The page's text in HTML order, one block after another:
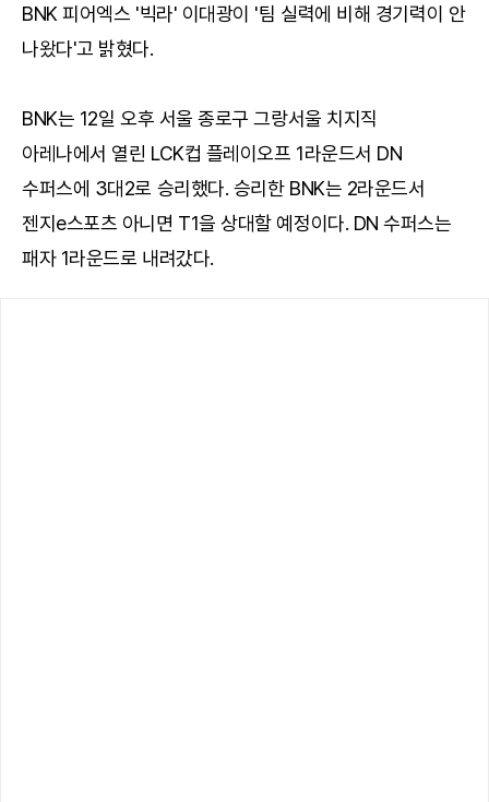
BNK 피어엑스 '빅라' 이대광이 '팀 실력에 비해 경기력이 안
나왔다'고 밝혔다.
BNK는 12일 오후 서울 종로구 그랑서울 치지직
아레나에서 열린 LCK컵 플레이오프 1라운드서 DN
수퍼스에 3대2로 승리했다. 승리한 BNK는 2라운드서
젠지e스포츠 아니면 T1을 상대할 예정이다. DN 수퍼스는
패자 1라운드로 내려갔다.